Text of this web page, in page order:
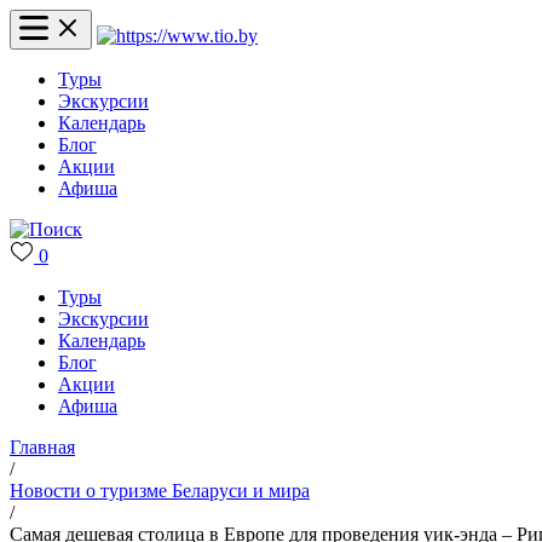
Туры
Экскурсии
Календарь
Блог
Акции
Афиша
0
Туры
Экскурсии
Календарь
Блог
Акции
Афиша
Главная
/
Новости о туризме Беларуси и мира
/
Самая дешевая столица в Европе для проведения уик-энда –